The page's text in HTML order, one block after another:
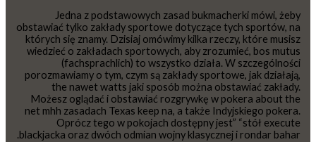
Jedna z podstawowych zasad bukmacherki mówi, żeby
obstawiać tylko zakłady sportowe dotyczące tych sportów, na
których się znamy. Dzisiaj omówimy kilka rzeczy, które musisz
wiedzieć o zakładach sportowych, aby zrozumieć, bos mutus
(fachsprachlich) to wszystko działa. W szczególności
porozmawiamy o tym, czym są zakłady sportowe, jak działają,
the nawet watts jaki sposób można obstawiać zakłady.
Możesz oglądać i obstawiać rozgrywkę w pokera about the
net mhh zasadach Texas keep na, a także Indyjskiego pokera.
Oprócz tego w pokojach dostępny jest” “stół execute
blackjacka oraz dwóch odmian wojny klasycznej i rondar bahar.